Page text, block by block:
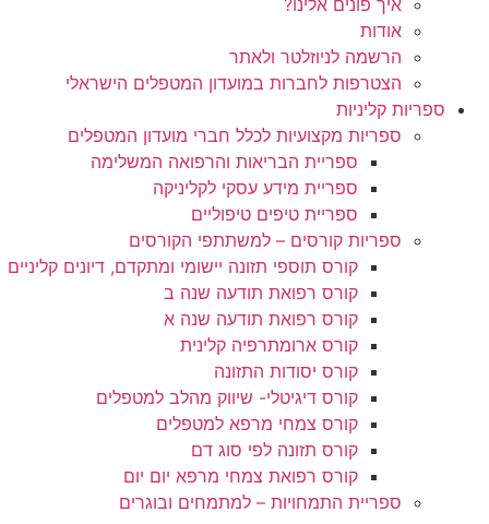
איך פונים אלינו?
אודות
הרשמה לניוזלטר ולאתר
הצטרפות לחברות במועדון המטפלים הישראלי
ספריות קליניות
ספריות מקצועיות לכלל חברי מועדון המטפלים
ספריית הבריאות והרפואה המשלימה
ספריית מידע עסקי לקליניקה
ספריית טיפים טיפוליים
ספריות קורסים – למשתתפי הקורסים
קורס תוספי תזונה יישומי ומתקדם, דיונים קליניים
קורס רפואת תודעה שנה ב
קורס רפואת תודעה שנה א
קורס ארומתרפיה קלינית
קורס יסודות התזונה
קורס דיגיטלי- שיווק מהלב למטפלים
קורס צמחי מרפא למטפלים
קורס תזונה לפי סוג דם
קורס רפואת צמחי מרפא יום יום
ספריית התמחויות – למתמחים ובוגרים